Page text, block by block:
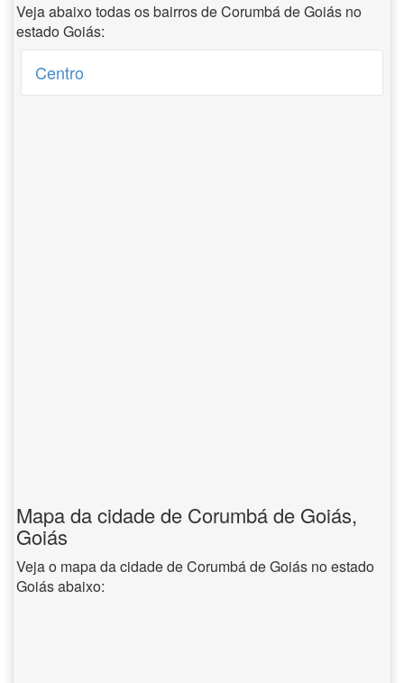
Veja abaixo todas os bairros de Corumbá de Goiás no
estado Goiás:
Centro
Mapa da cidade de Corumbá de Goiás,
Goiás
Veja o mapa da cidade de Corumbá de Goiás no estado
Goiás abaixo: